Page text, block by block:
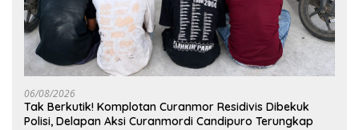
06/08/2026
Tak Berkutik! Komplotan Curanmor Residivis Dibekuk
Polisi, Delapan Aksi Curanmordi Candipuro Terungkap